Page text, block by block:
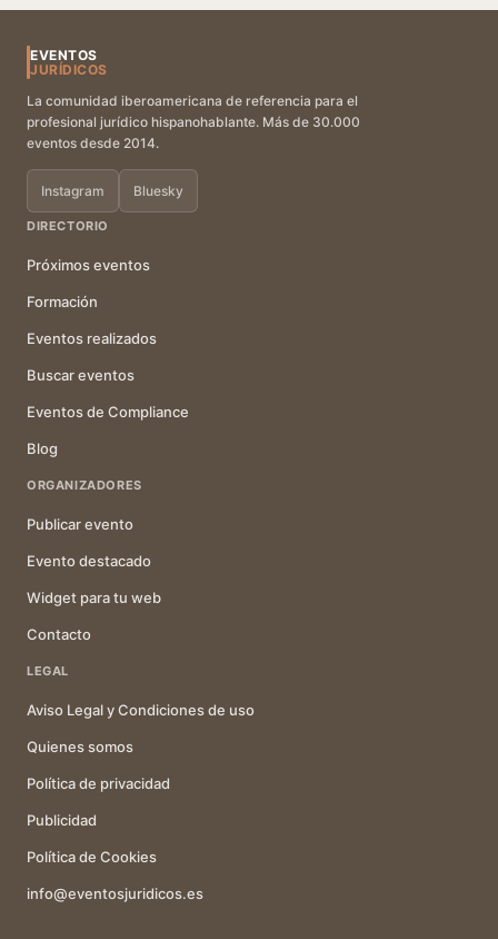
EVENTOS
JURÍDICOS
La comunidad iberoamericana de referencia para el
profesional jurídico hispanohablante. Más de 30.000
eventos desde 2014.
Instagram Bluesky
DIRECTORIO
Próximos eventos
Formación
Eventos realizados
Buscar eventos
Eventos de Compliance
Blog
ORGANIZADORES
Publicar evento
Evento destacado
Widget para tu web
Contacto
LEGAL
Aviso Legal y Condiciones de uso
Quienes somos
Política de privacidad
Publicidad
Política de Cookies
info@eventosjuridicos.es